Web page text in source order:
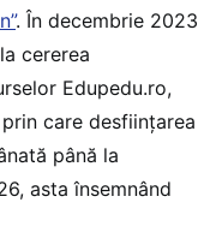
. În decembrie 2023
cererea
Edupedu.ro,
care desființarea
până la
asta însemnând